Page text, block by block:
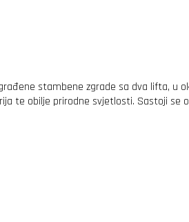
stambene zgrade sa dva lifta, u
te obilje prirodne svjetlosti. Sastoji